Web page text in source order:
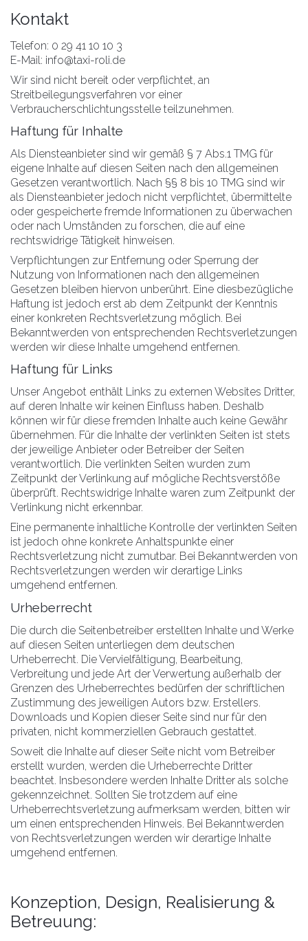
Kontakt
Telefon: 0 29 41 10 10 3
E-Mail: info@taxi-roli.de
Wir sind nicht bereit oder verpflichtet, an
Streitbeilegungsverfahren vor einer
Verbraucherschlichtungsstelle teilzunehmen.
Haftung für Inhalte
Als Diensteanbieter sind wir gemäß § 7 Abs.1 TMG für
eigene Inhalte auf diesen Seiten nach den allgemeinen
Gesetzen verantwortlich. Nach §§ 8 bis 10 TMG sind wir
als Diensteanbieter jedoch nicht verpflichtet, übermittelte
oder gespeicherte fremde Informationen zu überwachen
oder nach Umständen zu forschen, die auf eine
rechtswidrige Tätigkeit hinweisen.
Verpflichtungen zur Entfernung oder Sperrung der
Nutzung von Informationen nach den allgemeinen
Gesetzen bleiben hiervon unberührt. Eine diesbezügliche
Haftung ist jedoch erst ab dem Zeitpunkt der Kenntnis
einer konkreten Rechtsverletzung möglich. Bei
Bekanntwerden von entsprechenden Rechtsverletzungen
werden wir diese Inhalte umgehend entfernen.
Haftung für Links
Unser Angebot enthält Links zu externen Websites Dritter,
auf deren Inhalte wir keinen Einfluss haben. Deshalb
können wir für diese fremden Inhalte auch keine Gewähr
übernehmen. Für die Inhalte der verlinkten Seiten ist stets
der jeweilige Anbieter oder Betreiber der Seiten
verantwortlich. Die verlinkten Seiten wurden zum
Zeitpunkt der Verlinkung auf mögliche Rechtsverstöße
überprüft. Rechtswidrige Inhalte waren zum Zeitpunkt der
Verlinkung nicht erkennbar.
Eine permanente inhaltliche Kontrolle der verlinkten Seiten
ist jedoch ohne konkrete Anhaltspunkte einer
Rechtsverletzung nicht zumutbar. Bei Bekanntwerden von
Rechtsverletzungen werden wir derartige Links
umgehend entfernen.
Urheberrecht
Die durch die Seitenbetreiber erstellten Inhalte und Werke
auf diesen Seiten unterliegen dem deutschen
Urheberrecht. Die Vervielfältigung, Bearbeitung,
Verbreitung und jede Art der Verwertung außerhalb der
Grenzen des Urheberrechtes bedürfen der schriftlichen
Zustimmung des jeweiligen Autors bzw. Erstellers.
Downloads und Kopien dieser Seite sind nur für den
privaten, nicht kommerziellen Gebrauch gestattet.
Soweit die Inhalte auf dieser Seite nicht vom Betreiber
erstellt wurden, werden die Urheberrechte Dritter
beachtet. Insbesondere werden Inhalte Dritter als solche
gekennzeichnet. Sollten Sie trotzdem auf eine
Urheberrechtsverletzung aufmerksam werden, bitten wir
um einen entsprechenden Hinweis. Bei Bekanntwerden
von Rechtsverletzungen werden wir derartige Inhalte
umgehend entfernen.
Konzeption, Design, Realisierung &
Betreuung: